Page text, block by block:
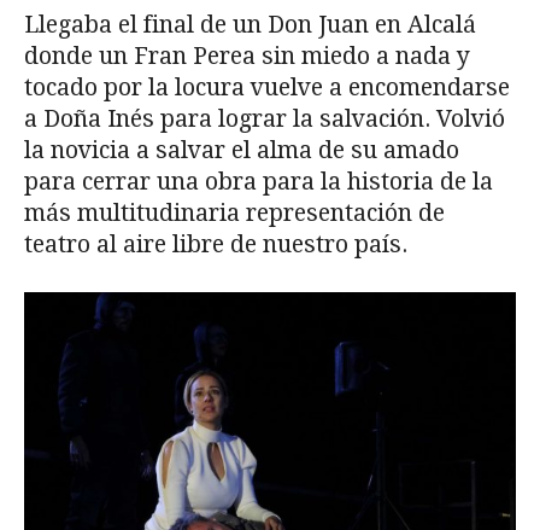
Llegaba el final de un Don Juan en Alcalá
donde un Fran Perea sin miedo a nada y
tocado por la locura vuelve a encomendarse
a Doña Inés para lograr la salvación. Volvió
la novicia a salvar el alma de su amado
para cerrar una obra para la historia de la
más multitudinaria representación de
teatro al aire libre de nuestro país.